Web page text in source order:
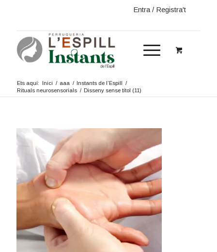
Entra / Registra't
Ets aquí: Inici / aaa / Instants de l’Espill /
Rituals neurosensorials / Disseny sense títol (11)